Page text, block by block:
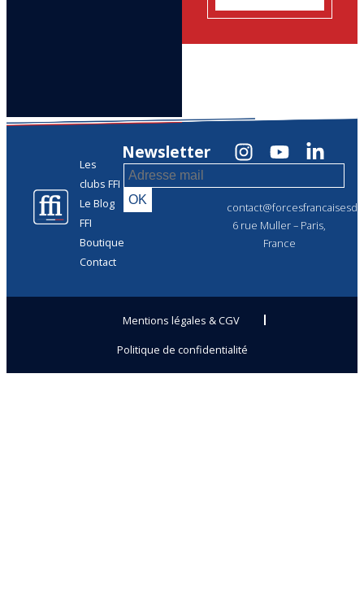
Les
clubs FFI
Le Blog
FFI
Boutique
Contact
6 rue Muller – Paris,
France
Newsletter
Mentions légales & CGV
Politique de confidentialité